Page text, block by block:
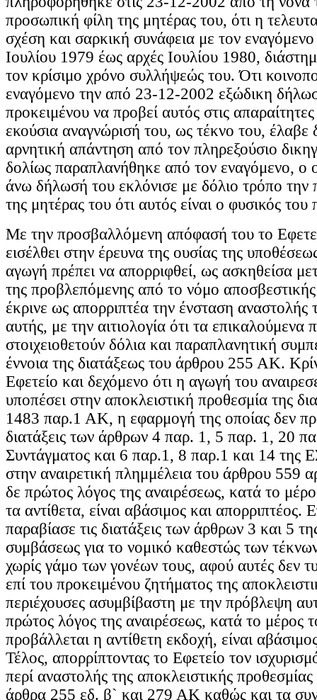
προσωπική φίλη της μητέρας του, ότι η
σχέση και σαρκική συνάφεια με τον
Ιουλίου 1979 έως αρχές Ιουλίου 1980,
τον κρίσιμο χρόνο συλλήψεώς του. Ότι
εναγόμενο την από 23-12-2002 εξώδικη
προκειμένου να προβεί αυτός στις απαραίτητες
εκούσια αναγνώρισή του, ως τέκνο του, έλαβε
αρνητική απάντηση από τον πληρεξούσιο
δολίως παραπλανήθηκε από τον εναγόμενο, ο
άνω δήλωσή του εκλόνισε με δόλιο τρόπο την
της μητέρας του ότι αυτός είναι ο φυσικός του
Με την προσβαλλόμενη απόφασή του το
εισέλθει στην έρευνα της ουσίας της
αγωγή πρέπει να απορριφθεί, ως ασκηθείσα
της προβλεπόμενης από το νόμο
έκρινε ως απορριπτέα την ένσταση αναστολής
αυτής, με την αιτιολογία ότι τα επικαλούμενα
στοιχειοθετούν δόλια και παραπλανητική
έννοια της διατάξεως του άρθρου 255 ΑΚ.
Εφετείο και δεχόμενο ότι η αγωγή του
υποπέσει στην αποκλειστική προθεσμία της
1483 παρ.1 ΑΚ, η εφαρμογή της οποίας δεν
διατάξεις των άρθρων 4 παρ. 1, 5 παρ. 1, 20
Συντάγματος και 6 παρ.1, 8 παρ.1 και 14 της
στην αναιρετική πλημμέλεια του άρθρου
δε πρώτος λόγος της αναιρέσεως, κατά το
τα αντίθετα, είναι αβάσιμος και απορριπτέος.
παραβίασε τις διατάξεις των άρθρων 3 και 5
συμβάσεως για το νομικό καθεστώς των
χωρίς γάμο των γονέων τους, αφού αυτές δεν
επί του προκειμένου ζητήματος της
περιέχουσες ασυμβίβαστη με την πρόβλεψη
πρώτος λόγος της αναιρέσεως, κατά το μέρος
προβάλλεται η αντίθετη εκδοχή, είναι
Τέλος, απορρίπτοντας το Εφετείο τον
περί αναστολής της αποκλειστικής
άρθρα 255 εδ. β` και 279 ΑΚ καθώς και τα